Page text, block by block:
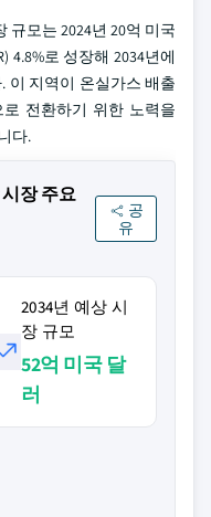
규모는 2024년 20억 미국
4.8%로 성장해 2034년에
이 지역이 온실가스 배출
전환하기 위한 노력을
다.
장 주요
공
유
2034년 예상 시
장 규모
52억 미국 달
러